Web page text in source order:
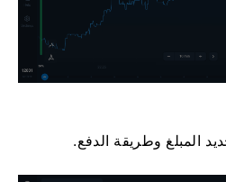
المبلغ وطريقة الدفع.